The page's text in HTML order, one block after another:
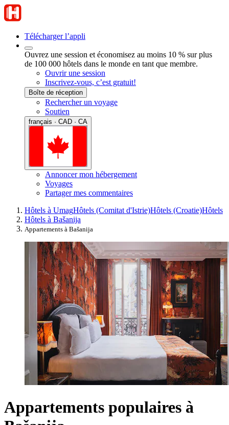
Télécharger l’appli
Ouvrez une session et économisez au moins 10 % sur plus
de 100 000 hôtels dans le monde en tant que membre.
Ouvrir une session
Inscrivez-vous, c’est gratuit!
Boîte de réception
Rechercher un voyage
Soutien
français · CAD · CA
Annoncer mon hébergement
Voyages
Partager mes commentaires
Hôtels à UmagHôtels (Comitat d'Istrie)Hôtels (Croatie)Hôtels
Hôtels à Bašanija
Appartements à Bašanija
Appartements populaires à